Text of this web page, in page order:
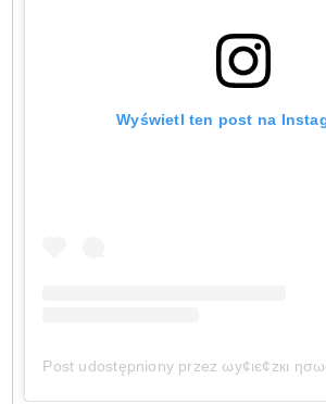
Wyświetl ten post na